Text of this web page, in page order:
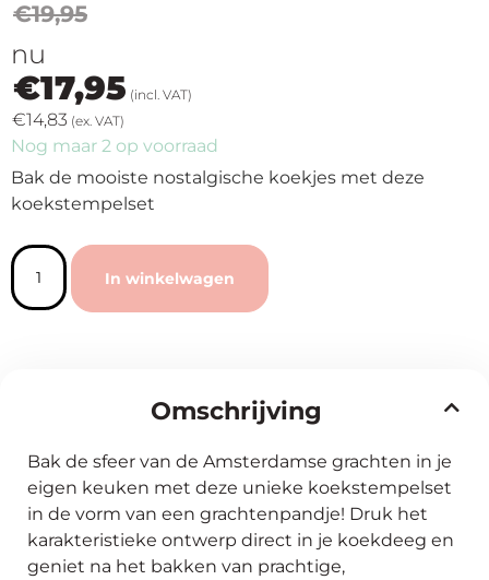
€19,95
nu
€17,95 (incl. VAT)
€14,83 (ex. VAT)
Nog maar 2 op voorraad
Bak de mooiste nostalgische koekjes met deze
koekstempelset
In winkelwagen
Omschrijving
Bak de sfeer van de Amsterdamse grachten in je
eigen keuken met deze unieke koekstempelset
in de vorm van een grachtenpandje! Druk het
karakteristieke ontwerp direct in je koekdeeg en
geniet na het bakken van prachtige,